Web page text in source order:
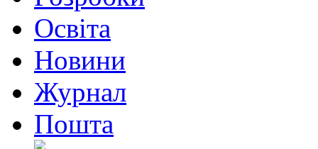
Освіта
Новини
Журнал
Пошта